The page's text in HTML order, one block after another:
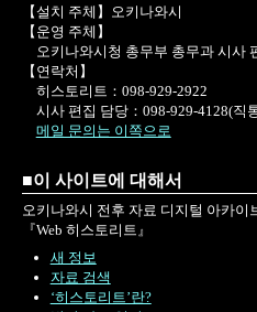
【설치 주체】오키나와시
【운영 주체】
오키나와시청 총무부 총무과 시사
【연락처】
히스토리트：098-929-2922
시사 편집 담당：098-929-4128(직
메일 문의는 이쪽으로
■이 사이트에 대해서
오키나와시 전후 자료 디지털 아카이
『Web 히스토리트』
새 정보
자료 검색
‘히스토리트’란?